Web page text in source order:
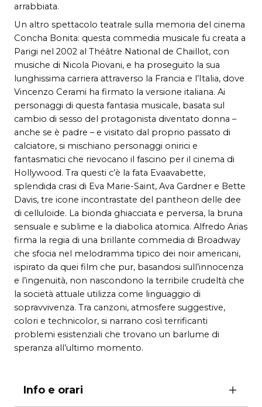
arrabbiata.
Un altro spettacolo teatrale sulla memoria del cinema
Concha Bonita: questa commedia musicale fu creata a
Parigi nel 2002 al Théâtre National de Chaillot, con
musiche di Nicola Piovani, e ha proseguito la sua
lunghissima carriera attraverso la Francia e l’Italia, dove
Vincenzo Cerami ha firmato la versione italiana. Ai
personaggi di questa fantasia musicale, basata sul
cambio di sesso del protagonista diventato donna –
anche se è padre – e visitato dal proprio passato di
calciatore, si mischiano personaggi onirici e
fantasmatici che rievocano il fascino per il cinema di
Hollywood. Tra questi c’è la fata Evaavabette,
splendida crasi di Eva Marie-Saint, Ava Gardner e Bette
Davis, tre icone incontrastate del pantheon delle dee
di celluloide. La bionda ghiacciata e perversa, la bruna
sensuale e sublime e la diabolica atomica. Alfredo Arias
firma la regia di una brillante commedia di Broadway
che sfocia nel melodramma tipico dei noir americani,
ispirato da quei film che pur, basandosi sull’innocenza
e l’ingenuità, non nascondono la terribile crudeltà che
la società attuale utilizza come linguaggio di
sopravvivenza. Tra canzoni, atmosfere suggestive,
colori e technicolor, si narrano così terrificanti
problemi esistenziali che trovano un barlume di
speranza all’ultimo momento.
Info e orari